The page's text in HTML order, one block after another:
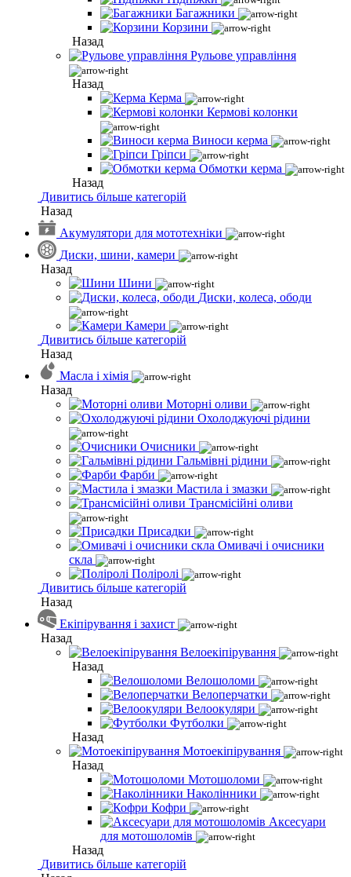
Багажники
Корзини
Назад
Рульове управління
Назад
Керма
Кермові колонки
Виноси керма
Гріпси
Обмотки керма
Назад
Дивитись більше категорій
Назад
Акумулятори для мототехніки
Диски, шини, камери
Назад
Шини
Диски, колеса, ободи
Камери
Дивитись більше категорій
Назад
Масла і хімія
Назад
Моторні оливи
Охолоджуючі рідини
Очисники
Гальмівні рідини
Фарби
Мастила і змазки
Трансмісійні оливи
Присадки
Омивачі і очисники
скла
Поліролі
Дивитись більше категорій
Назад
Екіпірування і захист
Назад
Велоекіпірування
Назад
Велошоломи
Велоперчатки
Велоокуляри
Футболки
Назад
Мотоекіпірування
Назад
Мотошоломи
Наколінники
Кофри
Аксесуари
для мотошоломів
Назад
Дивитись більше категорій